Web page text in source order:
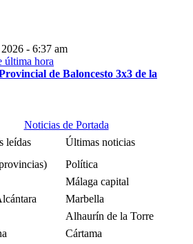
- 6:37 am
de Baloncesto 3x3 de la
Noticias de Portada
leídas
Últimas noticias
Política
Málaga capital
Marbella
Alhaurín de la Torre
Cártama